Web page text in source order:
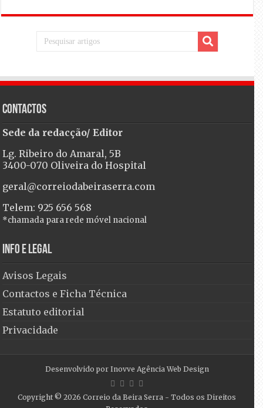
Contactos
Sede da redacção/ Editor
Lg. Ribeiro do Amaral, 5B
3400-070 Oliveira do Hospital
geral@correiodabeiraserra.com
Telem: 925 656 568
*chamada para rede móvel nacional
Info e Legal
Avisos Legais
Contactos e Ficha Técnica
Estatuto editorial
Privacidade
Desenvolvido por Inovve Agência Web Design
Copyright © 2026Correio da Beira Serra - Todos os Direitos